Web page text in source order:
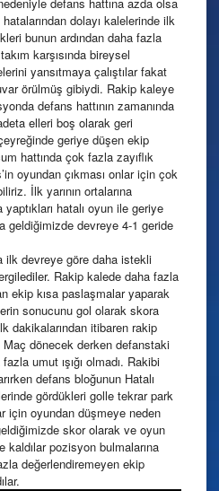
dolayı kalelerinde ilk
bunun ardından daha fazla
karşısında bireysel
yansıtmaya çalıştılar fakat
örülmüş gibiydi. Rakip kaleye
defans hattının zamanında
elleri boş olarak geri
geriye düşen ekip
hattında çok fazla zayıflık
oyundan çıkması onlar için çok
İlk yarının ortalarına
hatalı oyun ile geriye
geldiğimizde devreye 4-1 geride
ilk devreye göre daha istekli
Rakip kalede daha fazla
ekip kısa paslaşmalar yaparak
sonucunu gol olarak skora
dakikalarından itibaren rakip
Maç dönecek derken defanstaki
umut ışığı olmadı. Rakibi
defans bloğunun Hatalı
gördükleri golle tekrar park
için oyundan düşmeye neden
skor olarak ve oyun
pozisyon bulmalarına
değerlendiremeyen ekip